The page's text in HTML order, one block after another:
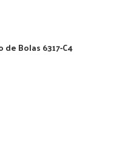
Bolas 6317-C4